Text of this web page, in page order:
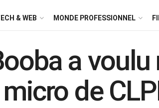
& WEB MONDE PROFESSIONNEL
a
de